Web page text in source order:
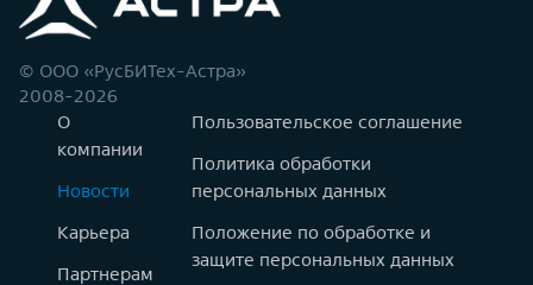
© ООО «РусБИТех-Астра»
2008-2026
О
компании
Новости
Карьера
Партнерам
Пользовательское соглашение
Политика обработки
персональных данных
Положение по обработке и
защите персональных данных